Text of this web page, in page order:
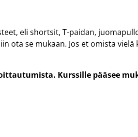
eli shortsit, T-paidan,
ota se mukaan. Jos et omista
Kurssille pääsee